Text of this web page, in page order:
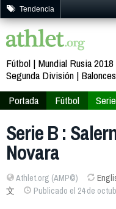
Tendencia
Fútbol Mundial Rusia 2018
Segunda División
Portada
Fútbol
Serie B :
Novara
Athlet.org (AMP©)
文
Publicado el 24 de